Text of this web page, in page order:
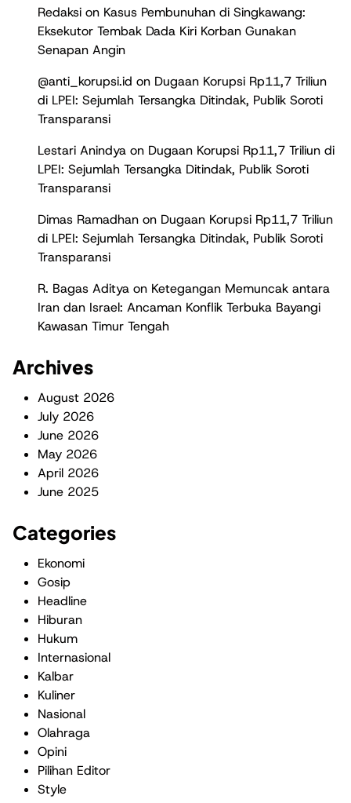
Redaksi on Kasus Pembunuhan di Singkawang:
Eksekutor Tembak Dada Kiri Korban Gunakan
Senapan Angin
@anti_korupsi.id on Dugaan Korupsi Rp11,7 Triliun
di LPEI: Sejumlah Tersangka Ditindak, Publik Soroti
Transparansi
Lestari Anindya on Dugaan Korupsi Rp11,7 Triliun di
LPEI: Sejumlah Tersangka Ditindak, Publik Soroti
Transparansi
Dimas Ramadhan on Dugaan Korupsi Rp11,7 Triliun
di LPEI: Sejumlah Tersangka Ditindak, Publik Soroti
Transparansi
R. Bagas Aditya on Ketegangan Memuncak antara
Iran dan Israel: Ancaman Konflik Terbuka Bayangi
Kawasan Timur Tengah
Archives
August 2026
July 2026
June 2026
May 2026
April 2026
June 2025
Categories
Ekonomi
Gosip
Headline
Hiburan
Hukum
Internasional
Kalbar
Kuliner
Nasional
Olahraga
Opini
Pilihan Editor
Style